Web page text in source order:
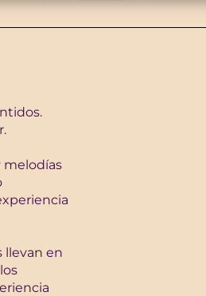
melodías
llevan en